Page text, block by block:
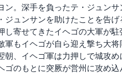
。深手を負ったテ・ジュンサ
ュンサンを助けたことを告げ
寄せてきたイヘゴの大軍が駐
もイヘゴが自ら迎え撃ち大将
、イヘゴ軍は力押しで城攻め
のもとに突厥が営州に攻め込